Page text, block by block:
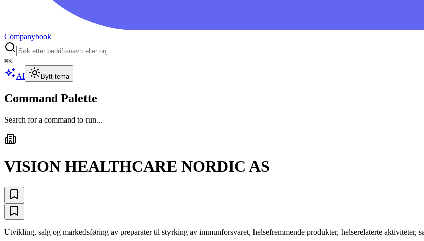
Companybook
⌘K
AI Bytt tema
Command Palette
Search for a command to run...
VISION HEALTHCARE NORDIC AS
Utvikling, salg og markedsføring av preparater til styrking av immunforsvaret, helsefremmende produkter, helserelaterte aktiviteter,